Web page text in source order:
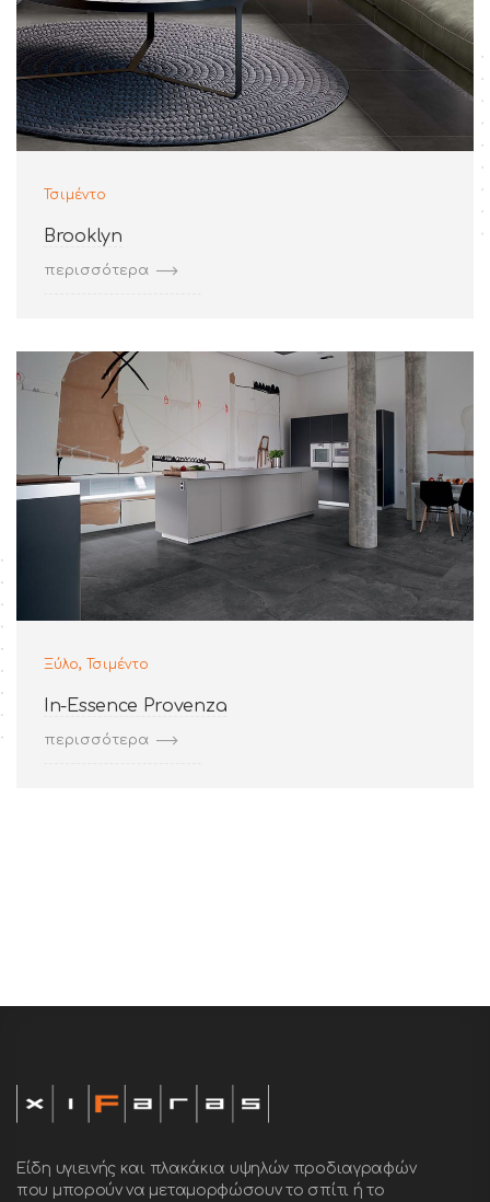
Τσιμέντο
Brooklyn
περισσότερα
Ξύλο, Τσιμέντο
In-Essence Provenza
περισσότερα
Είδη υγιεινής και πλακάκια υψηλών προδιαγραφών
που μπορούν να μεταμορφώσουν το σπίτι ή το